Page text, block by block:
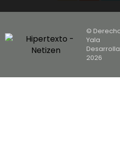
©
Yala
2026